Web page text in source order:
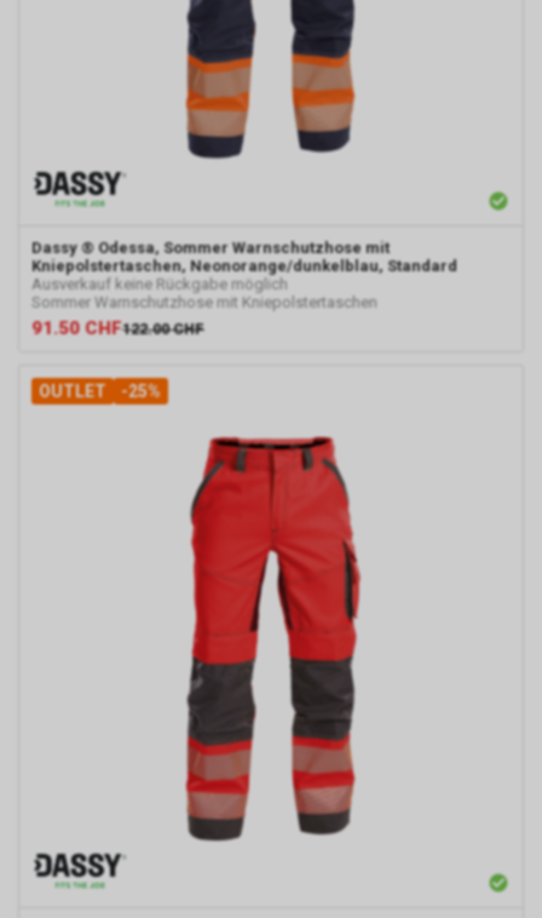
Dassy ® Odessa, Sommer Warnschutzhose mit
Kniepolstertaschen, Neonorange/dunkelblau, Standard
Ausverkauf keine Rückgabe möglich
Sommer Warnschutzhose mit Kniepolstertaschen
91.50 CHF122.00 CHF
OUTLET -25%